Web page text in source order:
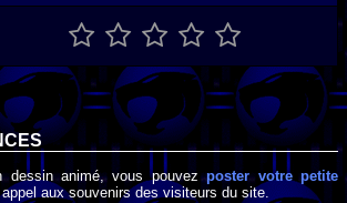
dessin animé, vous pouvezposter votre petite
aux souvenirs des visiteurs du site.